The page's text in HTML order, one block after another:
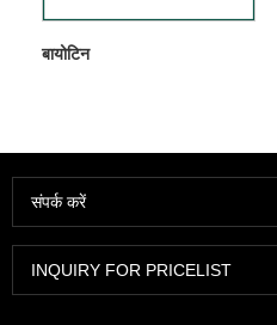
बायोटिन
संपर्क करें
INQUIRY FOR PRICELIST